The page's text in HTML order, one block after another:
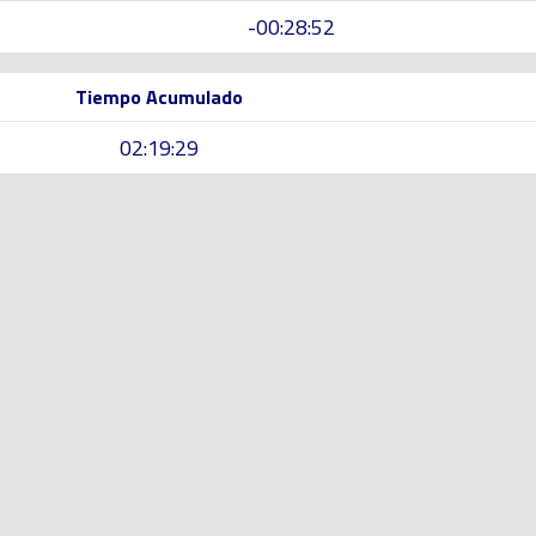
-00:28:52
Tiempo Acumulado
02:19:29